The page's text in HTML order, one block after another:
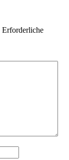
Erforderliche